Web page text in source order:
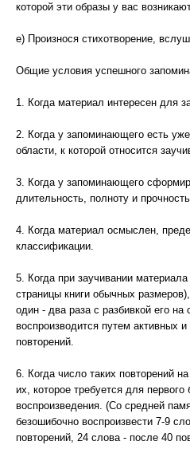
которой эти образы у вас
е) Произнося стихотворение,
Общие условия успешного
1. Когда материал интересен для
2. Когда у запоминающего есть
области, к которой относится
3. Когда у запоминающего
длительность, полноту и
4. Когда материал осмыслен,
классификации.
5. Когда при заучивании
страницы книги обычных
один - два раза с разбивкой его
воспроизводится путем активных
повторений.
6. Когда число таких повторений
их, которое требуется для первого
воспроизведения. (Со средней
безошибочно воспроизвести 7-9
повторений, 24 слова - после 40